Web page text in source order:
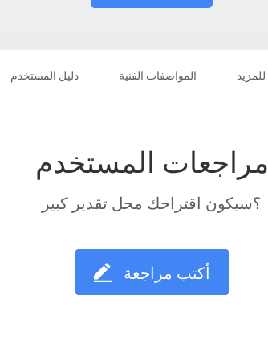
دليل المستخدم المواصفات الفنية للمزيد
مراجعات المستخدم
؟سيكون اقتراحك محل تقدير كبير
أكتب مراجعة